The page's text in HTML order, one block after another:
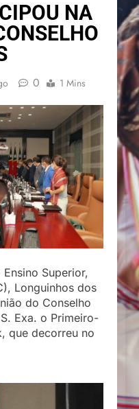
NA
0 1 Mins
Superior,
Longuinhos dos
do Conselho
Exa. o Primeiro-
que decorreu no